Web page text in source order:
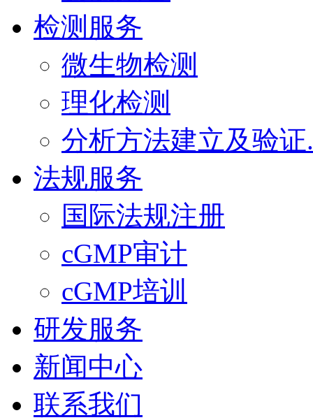
检测服务
微生物检测
理化检测
分析方法建立及验证.
法规服务
国际法规注册
cGMP审计
cGMP培训
研发服务
新闻中心
联系我们